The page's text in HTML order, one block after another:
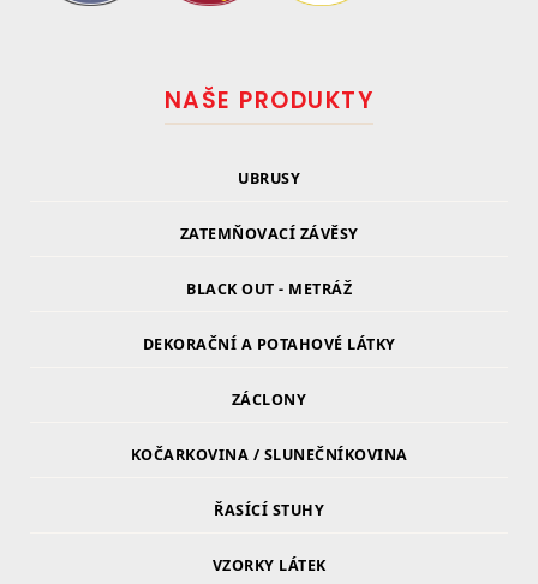
NAŠE PRODUKTY
UBRUSY
ZATEMŇOVACÍ ZÁVĚSY
BLACK OUT - METRÁŽ
DEKORAČNÍ A POTAHOVÉ LÁTKY
ZÁCLONY
KOČARKOVINA / SLUNEČNÍKOVINA
ŘASÍCÍ STUHY
VZORKY LÁTEK